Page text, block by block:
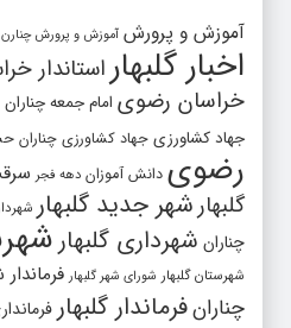
آموزش و پرورش آموزش و پرورش چنارن
اخبار گلبهار استاندار
خراسان رضوی امام جمعه چناران
جهاد کشاورزی جهاد کشاورزی چناران
رضوی دانش آموزان دهه فجر
گلبهارشهر جدید گلبهار
چناران شهرداری گلبهار
شهرستان گلبهار شورای شهر گلبهار
چنارانفرماندار گلبهار